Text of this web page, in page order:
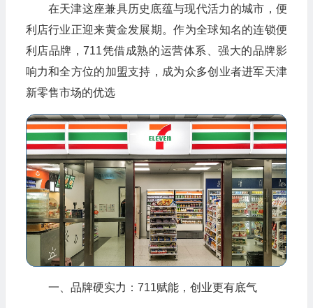
在天津这座兼具历史底蕴与现代活力的城市，便
利店行业正迎来黄金发展期。作为全球知名的连锁便
利店品牌，711凭借成熟的运营体系、强大的品牌影
响力和全方位的加盟支持，成为众多创业者进军天津
新零售市场的优选
一、品牌硬实力：711赋能，创业更有底气